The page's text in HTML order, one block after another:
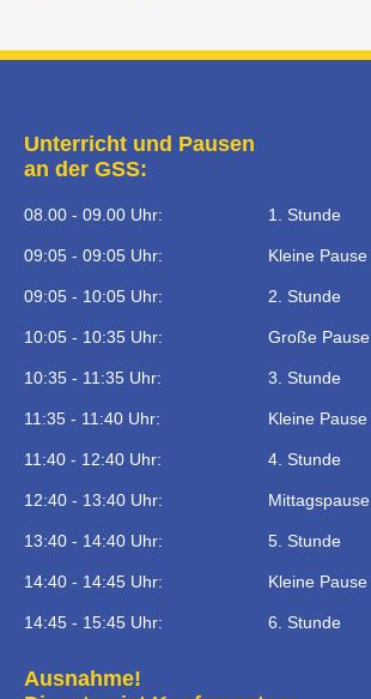
Unterricht und Pausen
an der GSS:
08.00 - 09.00 Uhr: 1. Stunde
09:05 - 09:05 Uhr: Kleine Pause
09:05 - 10:05 Uhr: 2. Stunde
10:05 - 10:35 Uhr: Große Pause
10:35 - 11:35 Uhr: 3. Stunde
11:35 - 11:40 Uhr: Kleine Pause
11:40 - 12:40 Uhr: 4. Stunde
12:40 - 13:40 Uhr: Mittagspause
13:40 - 14:40 Uhr: 5. Stunde
14:40 - 14:45 Uhr: Kleine Pause
14:45 - 15:45 Uhr: 6. Stunde
Ausnahme!